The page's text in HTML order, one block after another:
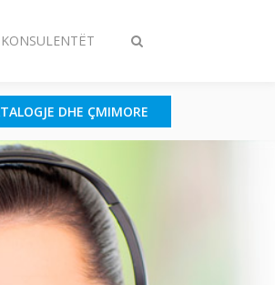
Ndrysho
DHE ÇMIMORE